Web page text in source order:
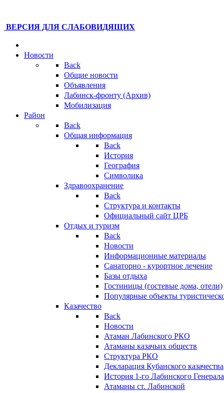
ВЕРСИЯ ДЛЯ СЛАБОВИДЯЩИХ
Новости
Back
Общие новости
Объявления
Лабинск-фронту (Архив)
Мобилизация
Район
Back
Общая информация
Back
История
География
Символика
Здравоохранение
Back
Структура и контакты
Официальный сайт ЦРБ
Отдых и туризм
Back
Новости
Информационные материалы
Санаторно - курортное лечение
Базы отдыха
Гостиницы (гостевые дома, отели)
Популярные объекты
Казачество
Back
Новости
Атаман Лабинского РКО
Атаманы казачьих обществ
Структура РКО
Декларация Кубанского казачества
История 1-го Лабинского
Атаманы ст. Лабинской